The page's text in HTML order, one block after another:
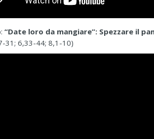
“Date loro da mangiare”: Spezzare il
31; 6,33-44; 8,1-10)